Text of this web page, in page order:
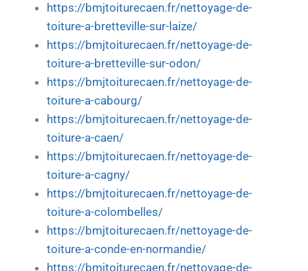
https://bmjtoiturecaen.fr/nettoyage-de-
toiture-a-bretteville-sur-laize/
https://bmjtoiturecaen.fr/nettoyage-de-
toiture-a-bretteville-sur-odon/
https://bmjtoiturecaen.fr/nettoyage-de-
toiture-a-cabourg/
https://bmjtoiturecaen.fr/nettoyage-de-
toiture-a-caen/
https://bmjtoiturecaen.fr/nettoyage-de-
toiture-a-cagny/
https://bmjtoiturecaen.fr/nettoyage-de-
toiture-a-colombelles/
https://bmjtoiturecaen.fr/nettoyage-de-
toiture-a-conde-en-normandie/
https://bmjtoiturecaen.fr/nettoyage-de-